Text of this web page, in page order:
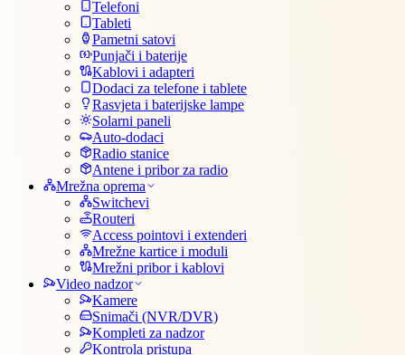
Telefoni
Tableti
Pametni satovi
Punjači i baterije
Kablovi i adapteri
Dodaci za telefone i tablete
Rasvjeta i baterijske lampe
Solarni paneli
Auto-dodaci
Radio stanice
Antene i pribor za radio
Mrežna oprema
Switchevi
Routeri
Access pointovi i extenderi
Mrežne kartice i moduli
Mrežni pribor i kablovi
Video nadzor
Kamere
Snimači (NVR/DVR)
Kompleti za nadzor
Kontrola pristupa